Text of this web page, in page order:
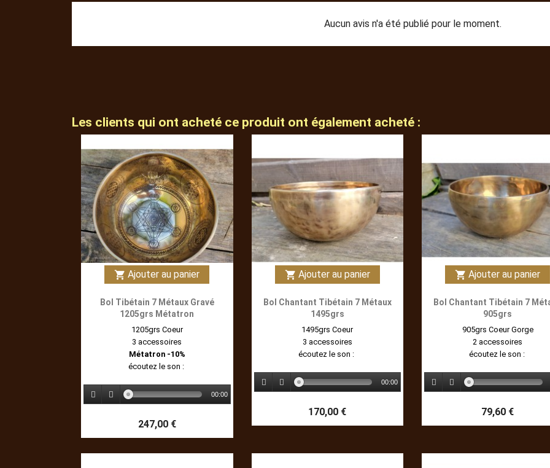
Aucun avis n'a été publié pour le moment.
Les clients qui ont acheté ce produit ont également acheté :
shopping_cart Ajouter au panier
Bol Tibétain 7 Métaux Gravé
1205grs Métatron
1205grs Coeur
3 accessoires
Métatron -10%
écoutez le son :
00:00
247,00 €
shopping_cart Ajouter au panier
Bol Chantant Tibétain 7 Métaux
1495grs
1495grs Coeur
3 accessoires
écoutez le son :
00:00
170,00 €
shopping_cart Ajouter au panier
Bol Chantant Tibétain 7
905grs
905grs Coeur Gorge
2 accessoires
écoutez le son :
79,60 €